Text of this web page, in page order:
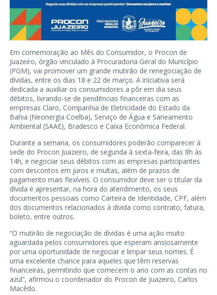
Em comemoração ao Mês do Consumidor, o Procon de
Juazeiro, órgão vinculado à Procuradoria Geral do Município
(PGM), vai promover um grande mutirão de renegociação de
dívidas, entre os dias 18 e 22 de março. A iniciativa será
dedicada a auxiliar os consumidores a pôr em dia seus
débitos, livrando-se de pendências financeiras com as
empresas Claro, Companhia de Eletricidade do Estado da
Bahia (Neonergia Coelba), Serviço de Água e Saneamento
Ambiental (SAAE), Bradesco e Caixa Econômica Federal.
Durante a semana, os consumidores poderão comparecer à
sede do Procon Juazeiro, de segunda à sexta-feira, das 8h às
14h, e negociar seus débitos com as empresas participantes
com descontos em juros e multas, além de prazos de
pagamento mais flexíveis. O consumidor deve ser o titular da
dívida e apresentar, na hora do atendimento, os seus
documentos pessoais como Carteira de Identidade, CPF, além
dos documentos relacionados à dívida como contrato, fatura,
boleto, entre outros.
“O mutirão de negociação de dívidas é uma ação muito
aguardada pelos consumidores que esperam ansiosamente
por uma oportunidade de negociar e limpar seus nomes. É
uma excelente chance para aqueles que têm reservas
financeiras, permitindo que comecem o ano com as contas no
azul”, afirmou o coordenador do Procon de Juazeiro, Carlos
Macêdo.